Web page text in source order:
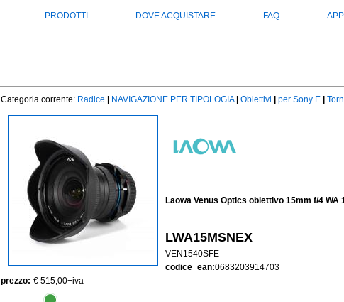
PRODOTTI DOVE ACQUISTARE FAQ
Categoria corrente: Radice NAVIGAZIONE PER TIPOLOGIA Obiettivi per Sony E
Laowa Venus Optics obiettivo 15mm f/4 WA
LWA15MSNEX
VEN1540SFE
codice_ean:0683203914703
prezzo: € 515,00+iva